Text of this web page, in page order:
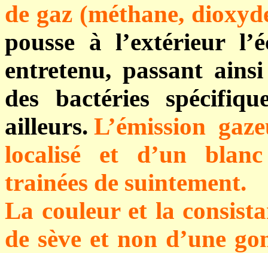
de gaz (méthane,
pousse à l’extérieur
entretenu, passant
des bactéries
ailleurs.L’émission
localisé et d’un
trainées de suintement.
La couleur et la
de sève et non d’une